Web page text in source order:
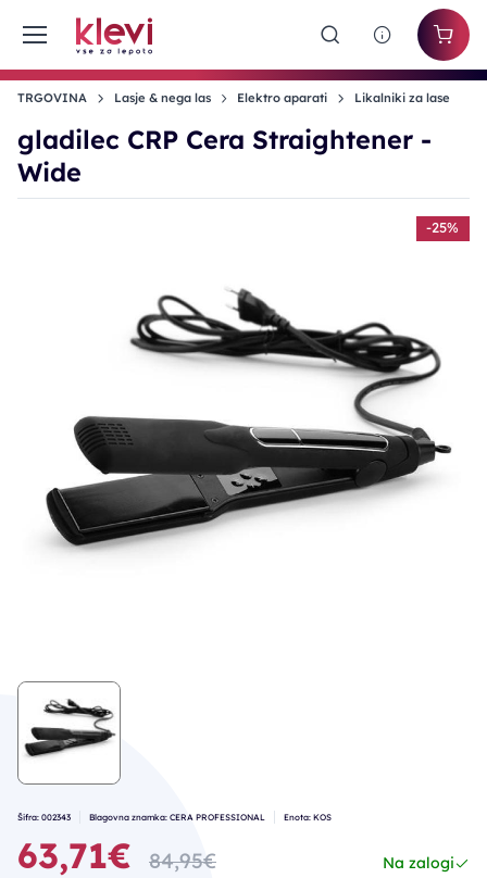
TRGOVINA Lasje & nega las Elektro aparati Likalniki za lase
gladilec CRP Cera Straightener -
Wide
-25%
Šifra: 002343 Blagovna znamka: CERA PROFESSIONAL Enota: KOS
63,71€ 84,95€ Na zalogi